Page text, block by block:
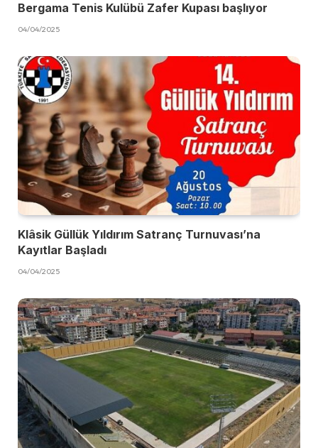
Bergama Tenis Kulübü Zafer Kupası başlıyor
04/04/2025
Klâsik Güllük Yıldırım Satranç Turnuvası’na
Kayıtlar Başladı
04/04/2025